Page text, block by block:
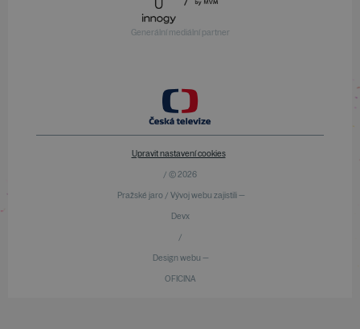
Generální mediální partner
Upravit nastavení cookies
/ © 2026
Pražské jaro / Vývoj webu zajistili —
Devx
/
Design webu —
OFICINA